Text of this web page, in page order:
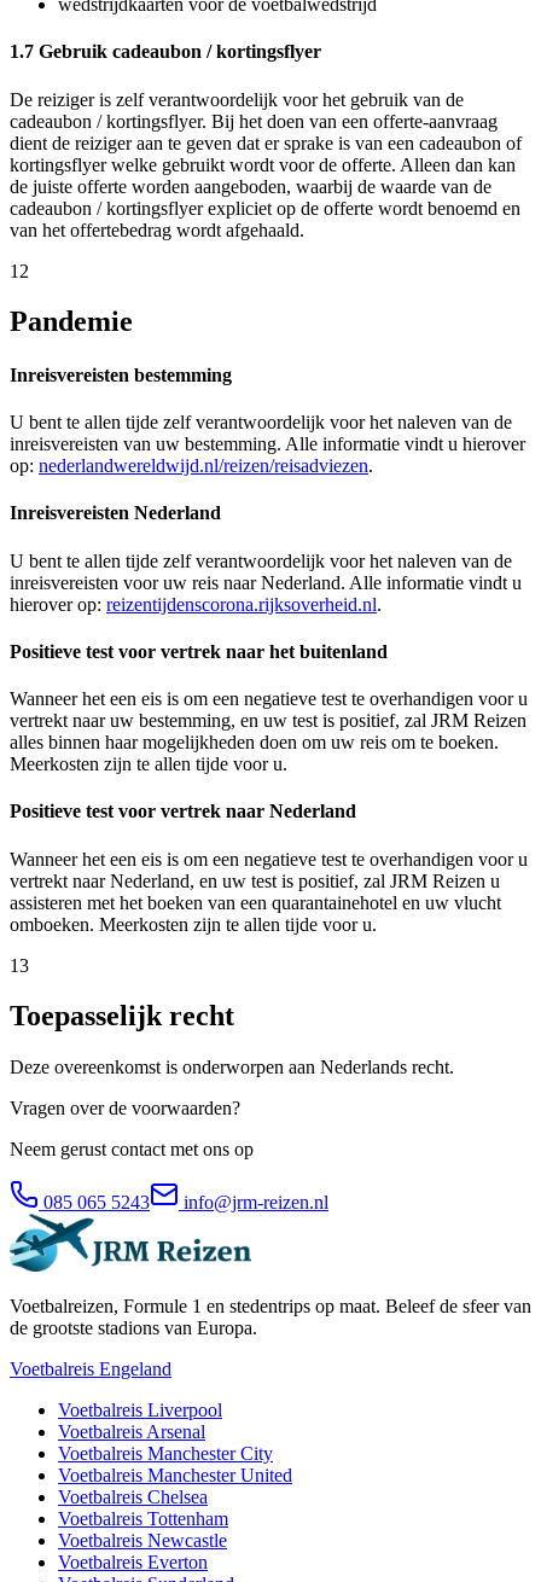
wedstrijdkaarten voor de voetbalwedstrijd
1.7 Gebruik cadeaubon / kortingsflyer
De reiziger is zelf verantwoordelijk voor het gebruik van de
cadeaubon / kortingsflyer. Bij het doen van een offerte-aanvraag
dient de reiziger aan te geven dat er sprake is van een cadeaubon of
kortingsflyer welke gebruikt wordt voor de offerte. Alleen dan kan
de juiste offerte worden aangeboden, waarbij de waarde van de
cadeaubon / kortingsflyer expliciet op de offerte wordt benoemd en
van het offertebedrag wordt afgehaald.
12
Pandemie
Inreisvereisten bestemming
U bent te allen tijde zelf verantwoordelijk voor het naleven van de
inreisvereisten van uw bestemming. Alle informatie vindt u hierover
op: nederlandwereldwijd.nl/reizen/reisadviezen.
Inreisvereisten Nederland
U bent te allen tijde zelf verantwoordelijk voor het naleven van de
inreisvereisten voor uw reis naar Nederland. Alle informatie vindt u
hierover op: reizentijdenscorona.rijksoverheid.nl.
Positieve test voor vertrek naar het buitenland
Wanneer het een eis is om een negatieve test te overhandigen voor u
vertrekt naar uw bestemming, en uw test is positief, zal JRM Reizen
alles binnen haar mogelijkheden doen om uw reis om te boeken.
Meerkosten zijn te allen tijde voor u.
Positieve test voor vertrek naar Nederland
Wanneer het een eis is om een negatieve test te overhandigen voor u
vertrekt naar Nederland, en uw test is positief, zal JRM Reizen u
assisteren met het boeken van een quarantainehotel en uw vlucht
omboeken. Meerkosten zijn te allen tijde voor u.
13
Toepasselijk recht
Deze overeenkomst is onderworpen aan Nederlands recht.
Vragen over de voorwaarden?
Neem gerust contact met ons op
085 065 5243 info@jrm-reizen.nl
Voetbalreizen, Formule 1 en stedentrips op maat. Beleef de sfeer van
de grootste stadions van Europa.
Voetbalreis Engeland
Voetbalreis Liverpool
Voetbalreis Arsenal
Voetbalreis Manchester City
Voetbalreis Manchester United
Voetbalreis Chelsea
Voetbalreis Tottenham
Voetbalreis Newcastle
Voetbalreis Everton